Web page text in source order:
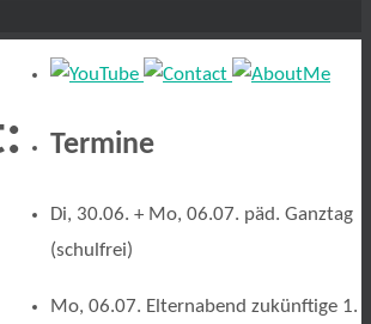
Termine
Di, 30.06. + Mo, 06.07. päd. Ganztag
(schulfrei)
Mo, 06.07. Elternabend zukünftige 1.